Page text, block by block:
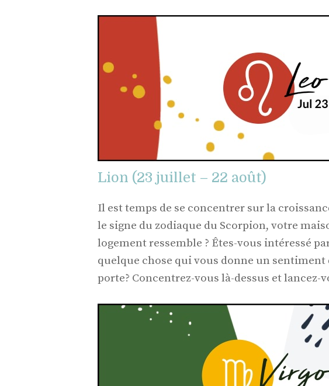
Lion (23 juillet – 22 août)
Il est temps de se concentrer sur la
le signe du zodiaque du Scorpion, votre
logement ressemble ? Êtes-vous intéressé
quelque chose qui vous donne un
porte? Concentrez-vous là-dessus et lancez-